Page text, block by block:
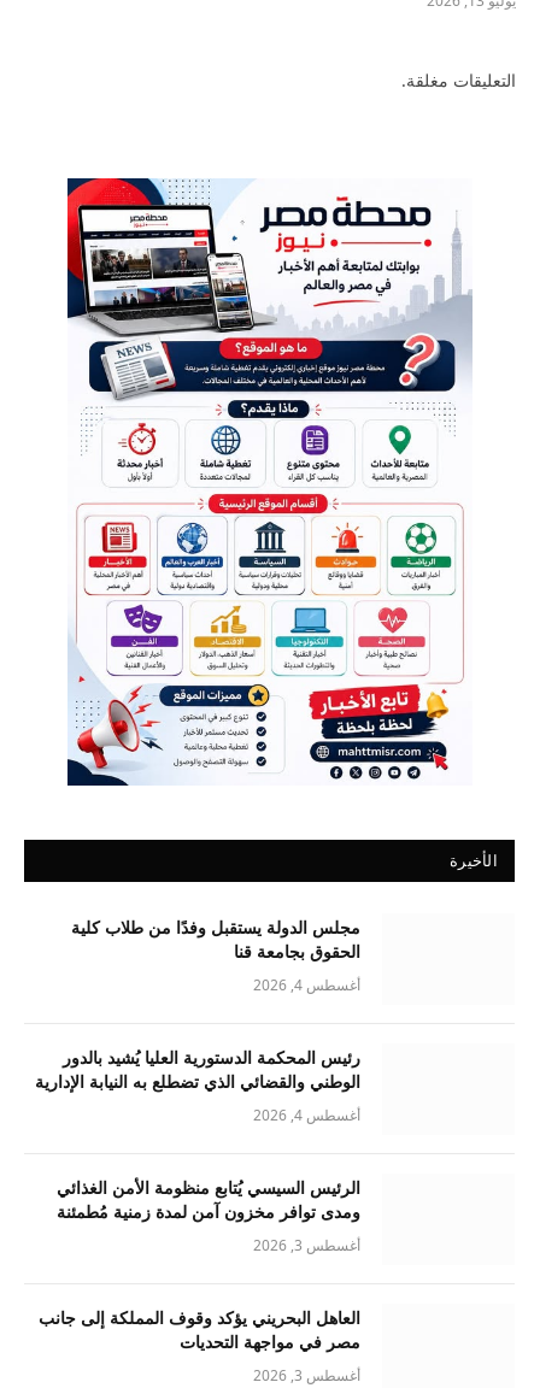
التعليقات مغلقة.
الأخيرة
مجلس الدولة يستقبل وفدًا من طلاب كلية
الحقوق بجامعة قنا
أغسطس 4, 2026
رئيس المحكمة الدستورية العليا يُشيد بالدور
الوطني والقضائي الذي تضطلع به النيابة الإدارية
أغسطس 4, 2026
الرئيس السيسي يُتابع منظومة الأمن الغذائي
ومدى توافر مخزون آمن لمدة زمنية مُطمئنة
أغسطس 3, 2026
العاهل البحريني يؤكد وقوف المملكة إلى جانب
مصر في مواجهة التحديات
أغسطس 3, 2026